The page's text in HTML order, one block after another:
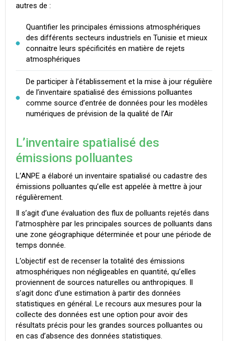
autres de :
Quantifier les principales émissions atmosphériques
des différents secteurs industriels en Tunisie et mieux
connaitre leurs spécificités en matière de rejets
atmosphériques
De participer à l’établissement et la mise à jour régulière
de l’inventaire spatialisé des émissions polluantes
comme source d’entrée de données pour les modèles
numériques de prévision de la qualité de l’Air
L’inventaire spatialisé des
émissions polluantes
L’ANPE a élaboré un inventaire spatialisé ou cadastre des
émissions polluantes qu’elle est appelée à mettre à jour
régulièrement.
Il s’agit d’une évaluation des flux de polluants rejetés dans
l’atmosphère par les principales sources de polluants dans
une zone géographique déterminée et pour une période de
temps donnée.
L’objectif est de recenser la totalité des émissions
atmosphériques non négligeables en quantité, qu’elles
proviennent de sources naturelles ou anthropiques. Il
s’agit donc d’une estimation à partir des données
statistiques en général. Le recours aux mesures pour la
collecte des données est une option pour avoir des
résultats précis pour les grandes sources polluantes ou
en cas d’absence des données statistiques.